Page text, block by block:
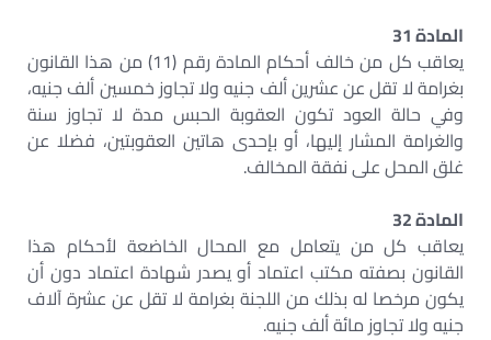
المادة 31
يعاقب كل من خالف أحكام المادة رقم (11) من هذا القانون
بغرامة لا تقل عن عشرين ألف جنيه ولا تجاوز خمسين ألف جنيه،
وفي حالة العود تكون العقوبة الحبس مدة لا تجاوز سنة
والغرامة المشار إليها، أو بإحدى هاتين العقوبتين، فضلا عن
غلق المحل على نفقة المخالف.
المادة 32
يعاقب كل من يتعامل مع المحال الخاضعة لأحكام هذا
القانون بصفته مكتب اعتماد أو يصدر شهادة اعتماد دون أن
يكون مرخصا له بذلك من اللجنة بغرامة لا تقل عن عشرة آلاف
جنيه ولا تجاوز مائة ألف جنيه.